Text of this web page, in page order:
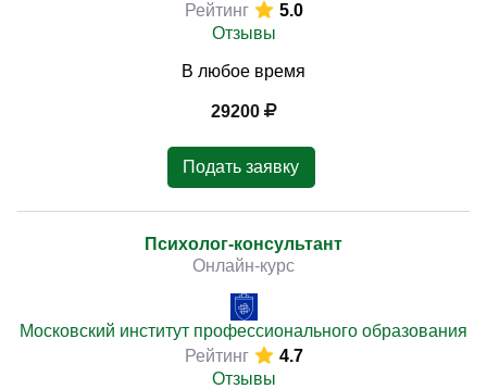
Рейтинг
5.0
Отзывы
В любое время
29200
Подать заявку
Психолог-консультант
Онлайн-курс
Московский институт профессионального образования
Рейтинг
4.7
Отзывы